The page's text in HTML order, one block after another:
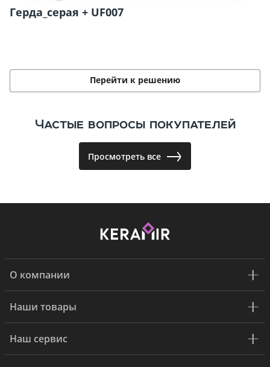
Герда_серая + UF007
Перейти к решению
Частые вопросы покупателей
Просмотреть все
О компании
Наши товары
Наш сервис